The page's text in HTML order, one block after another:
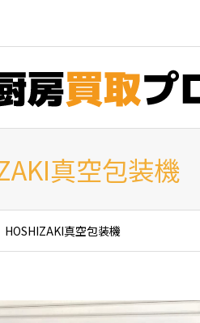
真空包装機
HOSHIZAKI真空包装機